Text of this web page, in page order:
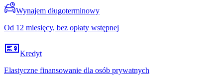
Wynajem długoterminowy
Od 12 miesięcy, bez opłaty wstępnej
Kredyt
Elastyczne finansowanie dla osób prywatnych